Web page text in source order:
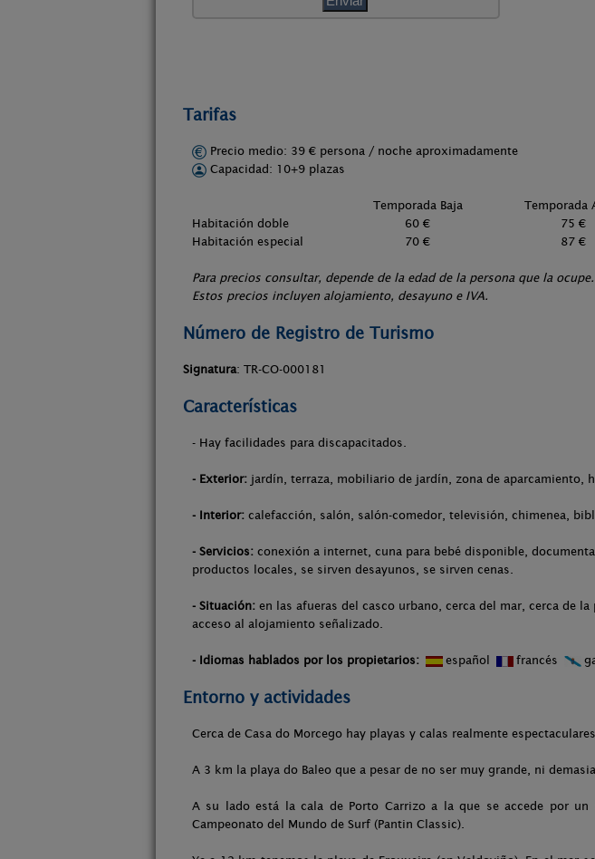
Tarifas
Precio medio: 39 € persona / noche aproximadamente
Capacidad: 10+9 plazas
Temporada Baja Temporada
Habitación doble 60 € 75 €
Habitación especial 70 € 87 €
Para precios consultar, depende de la edad de la persona que la ocupe.
Estos precios incluyen alojamiento, desayuno e IVA.
Número de Registro de Turismo
Signatura: TR-CO-000181
Características
- Hay facilidades para discapacitados.
- Exterior: jardín, terraza, mobiliario de jardín, zona de aparcamiento,
- Interior: calefacción, salón, salón-comedor, televisión, chimenea,
- Servicios: conexión a internet, cuna para bebé disponible,
productos locales, se sirven desayunos, se sirven cenas.
- Situación: en las afueras del casco urbano, cerca del mar, cerca de
acceso al alojamiento señalizado.
- Idiomas hablados por los propietarios: español francés
Entorno y actividades
Cerca de Casa do Morcego hay playas y calas realmente
A 3 km la playa do Baleo que a pesar de no ser muy grande, ni
A su lado está la cala de Porto Carrizo a la que se accede por
Campeonato del Mundo de Surf (Pantin Classic).